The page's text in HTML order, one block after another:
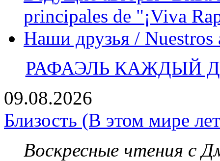
principales de "¡Viva
Наши друзья / Nuestros
РАФАЭЛЬ КАЖДЫЙ
09.08.2026
Близость (В этом мире
Воскресные чтения с